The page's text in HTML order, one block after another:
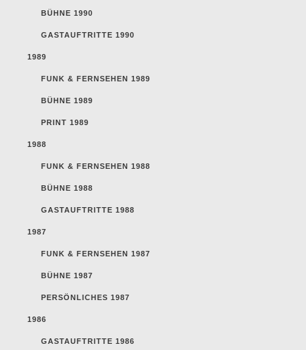
BÜHNE 1990
GASTAUFTRITTE 1990
1989
FUNK & FERNSEHEN 1989
BÜHNE 1989
PRINT 1989
1988
FUNK & FERNSEHEN 1988
BÜHNE 1988
GASTAUFTRITTE 1988
1987
FUNK & FERNSEHEN 1987
BÜHNE 1987
PERSÖNLICHES 1987
1986
GASTAUFTRITTE 1986